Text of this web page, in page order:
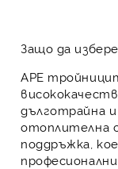
Защо да
APE
дълготрайна
отоплителна
поддръжка,